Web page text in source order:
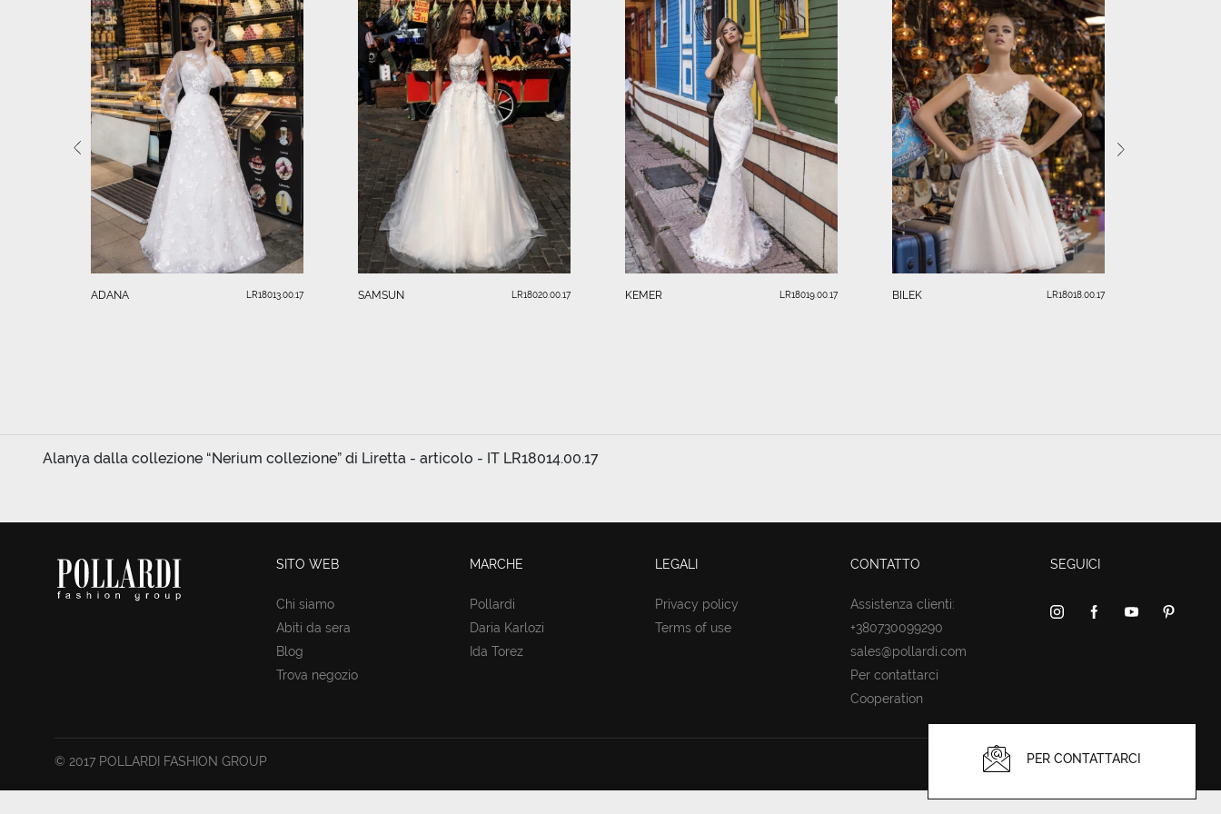
ADANA LR18013.00.17 SAMSUN LR18020.00.17 KEMER LR18019.00.17 BILEK LR18018.00.17
Alanya dalla collezione “Nerium collezione” di Liretta - articolo - IT LR18014.00.17
SITO WEB
Chi siamo
Abiti da sera
Blog
Trova negozio
MARCHE
Pollardi
Daria Karlozi
Ida Torez
LEGALI
Privacy policy
Terms of use
CONTATTO
Assistenza clienti:
+380730099290
sales@pollardi.com
Per contattarci
Cooperation
SEGUICI
© 2017 POLLARDI FASHION GROUP PER CONTATTARCI